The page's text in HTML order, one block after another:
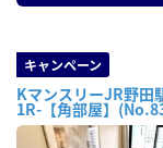
キャンペーン
KマンスリーJR野田
1R-【角部屋】